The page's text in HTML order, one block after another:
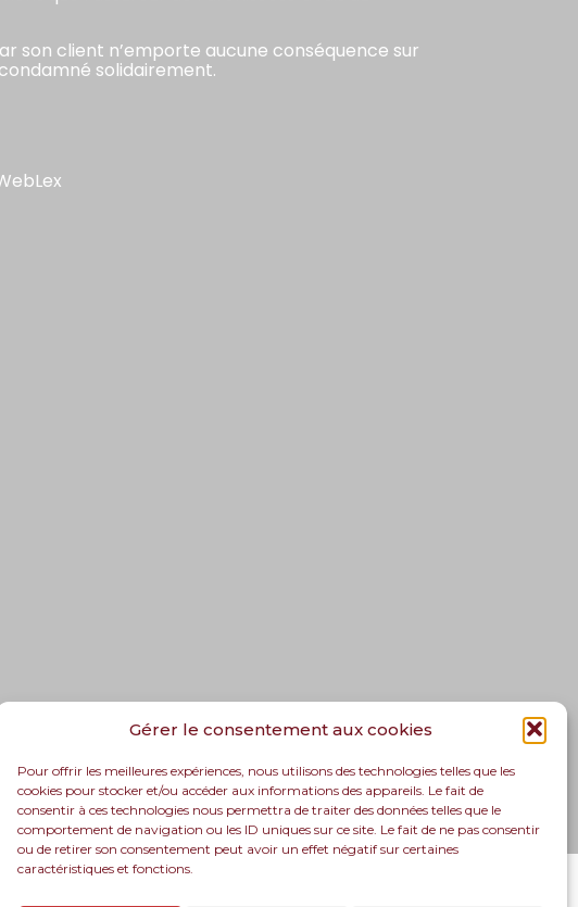
Gérer le consentement aux cookies
Pour offrir les meilleures expériences, nous utilisons des technologies telles que les
cookies pour stocker et/ou accéder aux informations des appareils. Le fait de
consentir à ces technologies nous permettra de traiter des données telles que le
comportement de navigation ou les ID uniques sur ce site. Le fait de ne pas consentir
ou de retirer son consentement peut avoir un effet négatif sur certaines
caractéristiques et fonctions.
son client n’emporte aucune conséquence sur
solidairement.